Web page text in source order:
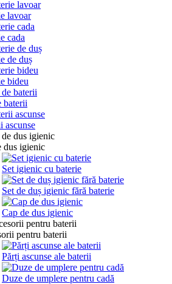
lavoar
cada
de duș
bideu
baterii
ascunse
dus igienic
Set igienic cu baterie
Set de duș igienic fără baterie
Cap de dus igienic
pentru baterii
Părți ascunse ale baterii
Duze de umplere pentru cadă